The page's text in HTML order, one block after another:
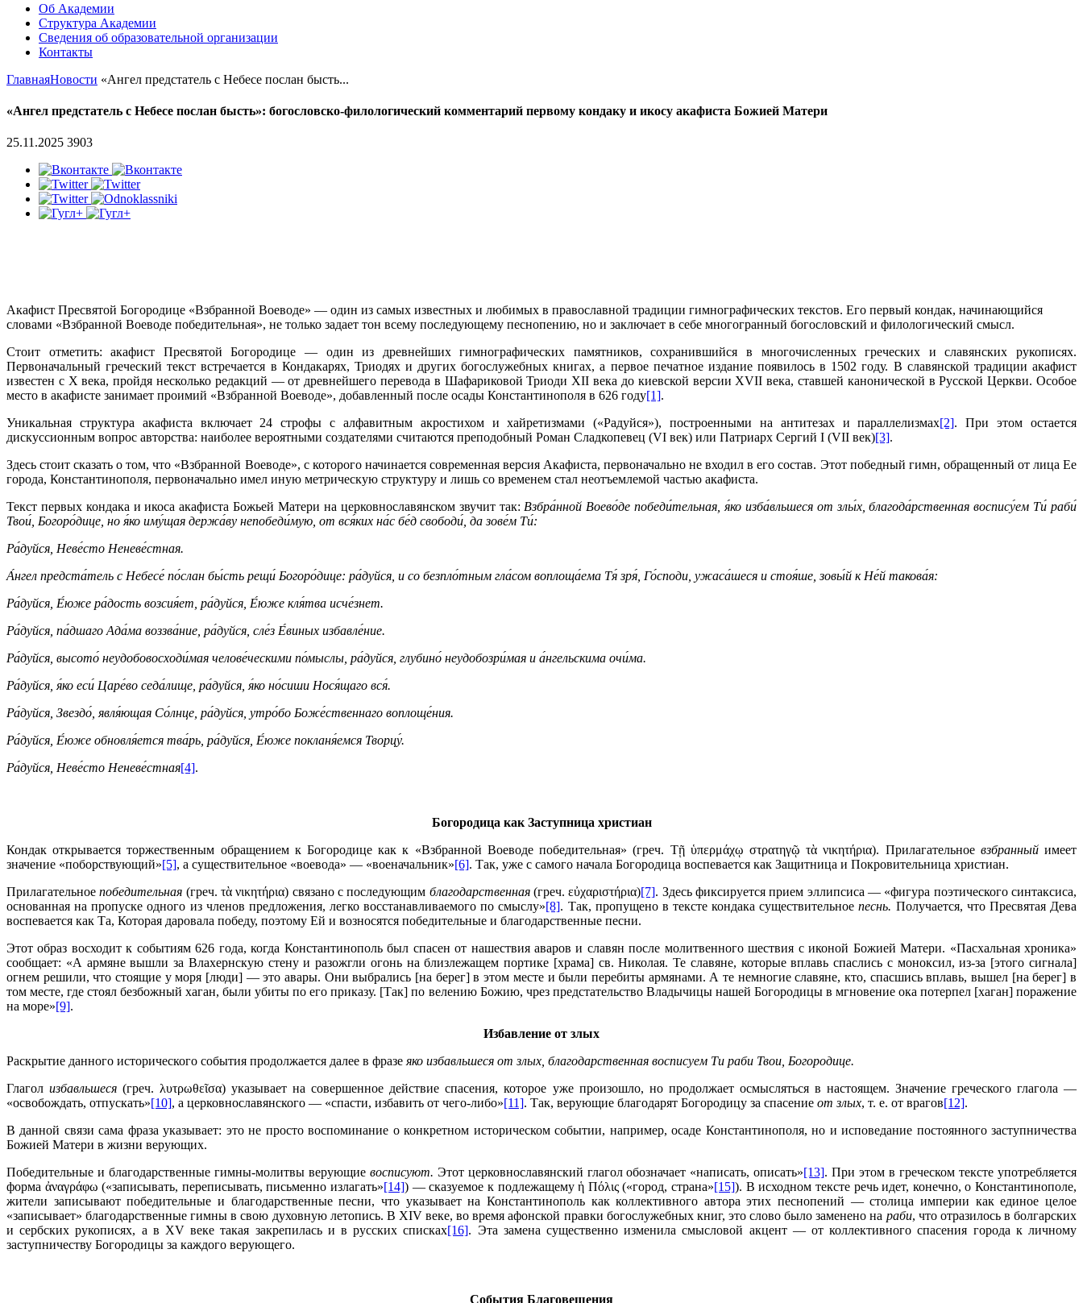
Об Академии
Структура Академии
Сведения об образовательной организации
Контакты
ГлавнаяНовости «Ангел предстатель с Небесе послан бысть...
«Ангел предстатель с Небесе послан бысть»: богословско-филологический комментарий первому кондаку и икосy акафиста Божией Матери
25.11.2025 3903
Акафист Пресвятой Богородице «Взбранной Воеводе» — один из самых известных и любимых в православной традиции гимнографических текстов. Его первый кондак, начинающийся
словами «Взбранной Воеводе победительная», не только задает тон всему последующему песнопению, но и заключает в себе многогранный богословский и филологический смысл.
Стоит отметить: акафист Пресвятой Богородице — один из древнейших гимнографических памятников, сохранившийся в многочисленных греческих и славянских рукописях.
Первоначальный греческий текст встречается в Кондакарях, Триодях и других богослужебных книгах, а первое печатное издание появилось в 1502 году. В славянской традиции акафист
известен с X века, пройдя несколько редакций — от древнейшего перевода в Шафариковой Триоди XII века до киевской версии XVII века, ставшей канонической в Русской Церкви. Особое
место в акафисте занимает проимий «Взбранной Воеводе», добавленный после осады Константинополя в 626 году[1].
Уникальная структура акафиста включает 24 строфы с алфавитным акростихом и хайретизмами («Радуйся»), построенными на антитезах и параллелизмах[2]. При этом остается
дискуссионным вопрос авторства: наиболее вероятными создателями считаются преподобный Роман Сладкопевец (VI век) или Патриарх Сергий I (VII век)[3].
Здесь стоит сказать о том, что «Взбранной Воеводе», с которого начинается современная версия Акафиста, первоначально не входил в его состав. Этот победный гимн, обращенный от лица Ее
города, Константинополя, первоначально имел иную метрическую структуру и лишь со временем стал неотъемлемой частью акафиста.
Текст первых кондака и икоса акафиста Божьей Матери на церковнославянском звучит так:Взбра́нной Воево́де победи́тельная, я́ко изба́вльшеся от злы́х, благода́рственная воспису́ем Ти́ раби́
Твои́, Богоро́дице, но я́ко иму́щая держа́ву непобеди́мую, от вся́ких на́с бе́д свободи́, да зове́м Ти́:
Ра́дуйся, Неве́сто Неневе́стная.
А́нгел предста́тель с Небесе́ по́слан бы́сть рещи́ Богоро́дице: ра́дуйся, и со безпло́тным гла́сом воплоща́ема Тя́ зря́, Го́споди, ужаса́шеся и стоя́ше, зовы́й к Не́й такова́я:
Ра́дуйся, Е́юже ра́дость возсия́ет, ра́дуйся, Е́юже кля́тва исче́знет.
Ра́дуйся, па́дшаго Ада́ма воззва́ние, ра́дуйся, сле́з Е́виных избавле́ние.
Ра́дуйся, высото́ неудобовосходи́мая челове́ческими по́мыслы, ра́дуйся, глубино́ неудобозри́мая и а́нгельскима очи́ма.
Ра́дуйся, я́ко еси́ Царе́во седа́лище, ра́дуйся, я́ко но́сиши Нося́щаго вся́.
Ра́дуйся, Звездо́, явля́ющая Со́лнце, ра́дуйся, утро́бо Боже́ственнаго воплоще́ния.
Ра́дуйся, Е́юже обновля́ется тва́рь, ра́дуйся, Е́юже покланя́емся Творцу́.
Ра́дуйся, Неве́сто Неневе́стная[4].
Богородица как Заступница христиан
Кондак открывается торжественным обращением к Богородице как к «Взбранной Воеводе победительная» (греч. Τῇ ὑπερμάχῳ στρατηγῷ τὰ νικητήρια). Прилагательное взбранныйимеет
значение «поборствующий»[5], а существительное «воевода» — «военачальник»[6]. Так, уже с самого начала Богородица воспевается как Защитница и Покровительница христиан.
Прилагательноепобедительная (греч. τὰ νικητήρια) связано с последующим благодарственная(греч. εὐχαριστήρια)[7]. Здесь фиксируется прием эллипсиса — «фигура поэтического синтаксиса,
основанная на пропуске одного из членов предложения, легко восстанавливаемого по смыслу»[8]. Так, пропущено в тексте кондака существительноепеснь. Получается, что Пресвятая Дева
воспевается как Та, Которая даровала победу, поэтому Ей и возносятся победительные и благодарственные песни.
Этот образ восходит к событиям 626 года, когда Константинополь был спасен от нашествия аваров и славян после молитвенного шествия с иконой Божией Матери. «Пасхальная хроника»
сообщает: «А армяне вышли за Влахернскую стену и разожгли огонь на близлежащем портике [храма] св. Николая. Те славяне, которые вплавь спаслись с моноксил, из-за [этого сигнала]
огнем решили, что стоящие у моря [люди] — это авары. Они выбрались [на берег] в этом месте и были перебиты армянами. А те немногие славяне, кто, спасшись вплавь, вышел [на берег] в
том месте, где стоял безбожный хаган, были убиты по его приказу. [Так] по велению Божию, чрез предстательство Владычицы нашей Богородицы в мгновение ока потерпел [хаган] поражение
на море»[9].
Избавление от злых
Раскрытие данного исторического события продолжается далее в фразеяко избавльшеся от злых, благодарственная восписуем Ти раби Твои, Богородице.
Глаголизбавльшеся (греч. λυτρωθεῖσα) указывает на совершенное действие спасения, которое уже произошло, но продолжает осмысляться в настоящем. Значение греческого глагола —
«освобождать, отпускать»[10], а церковнославянского — «спасти, избавить от чего-либо»[11]. Так, верующие благодарят Богородицу за спасение от злых, т. е. от врагов[12].
В данной связи сама фраза указывает: это не просто воспоминание о конкретном историческом событии, например, осаде Константинополя, но и исповедание постоянного заступничества
Божией Матери в жизни верующих.
Победительные и благодарственные гимны-молитвы верующие восписуют. Этот церковнославянский глагол обозначает «написать, описать»[13]. При этом в греческом тексте употребляется
форма ἀναγράφω («записывать, переписывать, письменно излагать»[14]) — сказуемое к подлежащему ἡ Πόλις («город, страна»[15]). В исходном тексте речь идет, конечно, о Константинополе,
жители записывают победительные и благодарственные песни, что указывает на Константинополь как коллективного автора этих песнопений — столица империи как единое целое
«записывает» благодарственные гимны в свою духовную летопись. В XIV веке, во время афонской правки богослужебных книг, это слово было заменено на раби, что отразилось в болгарских
и сербских рукописях, а в XV веке такая закрепилась и в русских списках[16]. Эта замена существенно изменила смысловой акцент — от коллективного спасения города к личному
заступничеству Богородицы за каждого верующего.
События Благовещения